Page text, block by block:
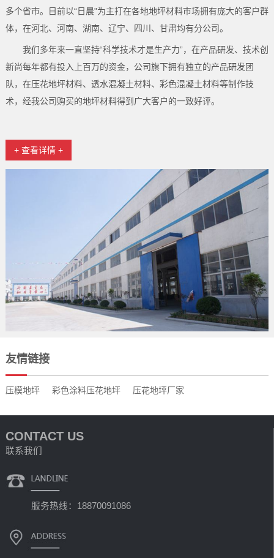
多个省市。目前以“日晨"为主打在各地地坪材料市场拥有庞大的客户群
体，在河北、河南、湖南、辽宁、四川、甘肃均有分公司。
我们多年来一直坚持“科学技术才是生产力”，在产品研发、技术创
新尚每年都有投入上百万的资金，公司旗下拥有独立的产品研发团
队，在压花地坪材料、透水混凝土材料、彩色混凝土材料等制作技
术，经我公司购买的地坪材料得到广大客户的一致好评。
+ 查看详情 +
友情链接
压模地坪 彩色涂料压花地坪 压花地坪厂家
CONTACT US
联系我们
服务热线：18870091086